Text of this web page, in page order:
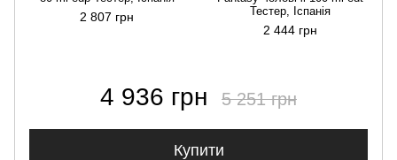
2 807 грн
Тестер, Іспанія
2 444 грн
4 936 грн 5 251 грн
Купити